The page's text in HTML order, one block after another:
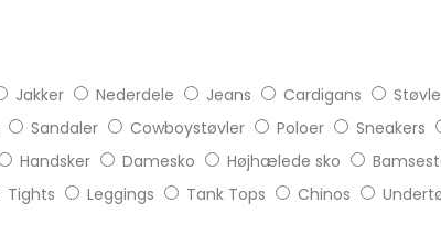
Jakker Nederdele Jeans Cardigans
Sandaler Cowboystøvler Poloer Sneakers
Handsker Damesko Højhælede sko
Tights Leggings Tank Tops Chinos